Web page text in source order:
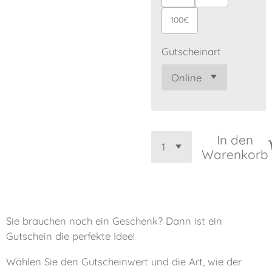
100€
Gutscheinart
In den
Warenkorb
Sie brauchen noch ein Geschenk? Dann ist ein
Gutschein die perfekte Idee!
Wählen Sie den Gutscheinwert und die Art, wie der